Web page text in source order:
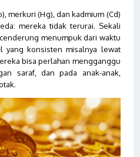
merkuri (Hg), dan kadmium (Cd)
mereka tidak terurai. Sekali
menumpuk dari waktu
yang konsisten misalnya lewat
bisa perlahan mengganggu
saraf, dan pada anak-anak,